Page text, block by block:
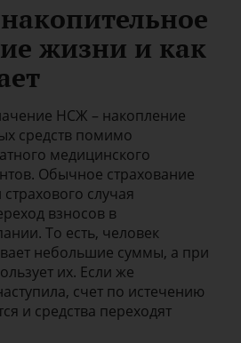
жизни и как
НСЖ – накопление
средств помимо
медицинского
Обычное страхование
случая
взносов в
То есть, человек
небольшие суммы, а при
их. Если же
счет по истечению
и средства переходят